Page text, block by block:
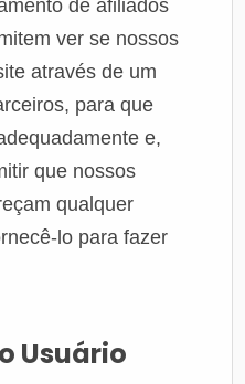
de afiliados
ver se nossos
através de um
para que
e,
que nossos
qualquer
lo para fazer
Usuário